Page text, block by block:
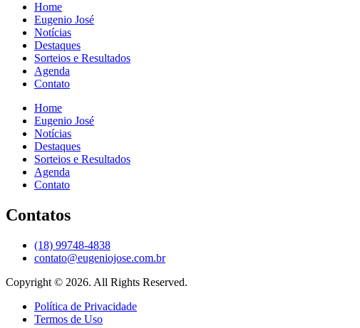
Home
Eugenio José
Notícias
Destaques
Sorteios e Resultados
Agenda
Contato
Home
Eugenio José
Notícias
Destaques
Sorteios e Resultados
Agenda
Contato
Contatos
(18) 99748-4838
contato@eugeniojose.com.br
Copyright © 2026. All Rights Reserved.​
Política de Privacidade
Termos de Uso